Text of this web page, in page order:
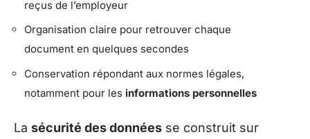
reçus de l’employeur
Organisation claire pour retrouver chaque
document en quelques secondes
Conservation répondant aux normes légales,
notamment pour les informations personnelles
La sécurité des données se construit sur